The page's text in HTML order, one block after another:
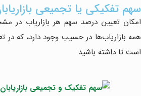
سهم تفکیکی یا تجمیعی
امکان تعیین درصد سهم هر بازاریاب در
همه بازاریاب‌ها در حسیب وجود دارد، که در
است تا داشته باشید.